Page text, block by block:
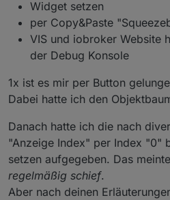
Widget setzen
per Copy&Paste
VIS und iobroker Website
der Debug Konsole
1x ist es mir per Button
Dabei hatte ich den
Danach hatte ich die nach
"Anzeige Index" per Index "0"
setzen aufgegeben. Das
regelmäßig schief.
Aber nach deinen